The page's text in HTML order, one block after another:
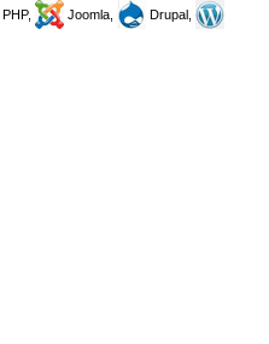
Joomla,
Drupal,